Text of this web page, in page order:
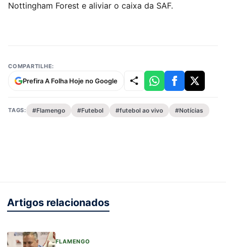
Nottingham Forest e aliviar o caixa da SAF.
COMPARTILHE:
Prefira A Folha Hoje no Google
TAGS: #Flamengo #Futebol #futebol ao vivo #Notícias
Artigos relacionados
FLAMENGO